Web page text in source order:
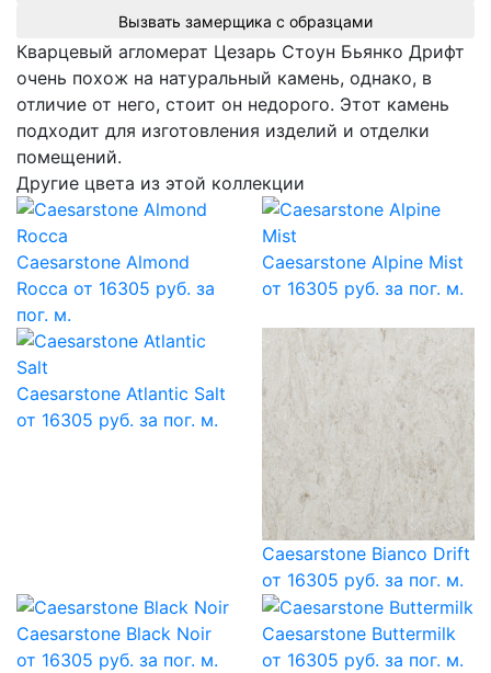
Вызвать замерщика с образцами
Кварцевый агломерат Цезарь Стоун Бьянко Дрифт
очень похож на натуральный камень, однако, в
отличие от него, стоит он недорого. Этот камень
подходит для изготовления изделий и отделки
помещений.
Другие цвета из этой коллекции
Caesarstone Almond
Rocca от 16305 руб. за
пог. м.
Caesarstone Alpine Mist
от 16305 руб. за пог. м.
Caesarstone Atlantic Salt
от 16305 руб. за пог. м.
Caesarstone Bianco Drift
от 16305 руб. за пог. м.
Caesarstone Black Noir
от 16305 руб. за пог. м.
Caesarstone Buttermilk
от 16305 руб. за пог. м.